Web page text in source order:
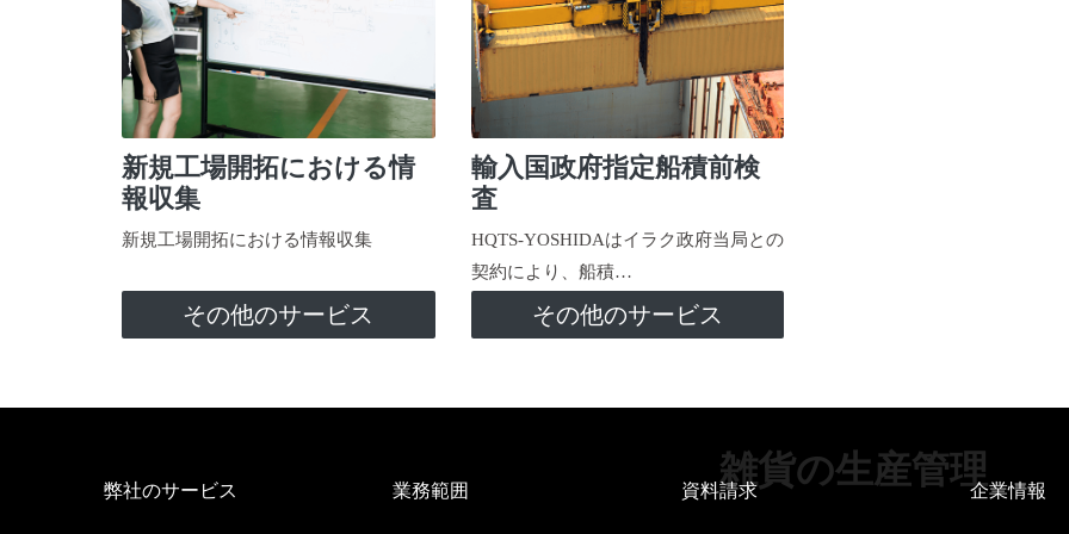
新規工場開拓における情
報収集
新規工場開拓における情報収集
その他のサービス
輸入国政府指定船積前検
査
HQTS-YOSHIDAはイラク政府当局との
契約により、船積…
その他のサービス
雑貨の生産管理
弊社のサービス 業務範囲 資料請求 企業情報